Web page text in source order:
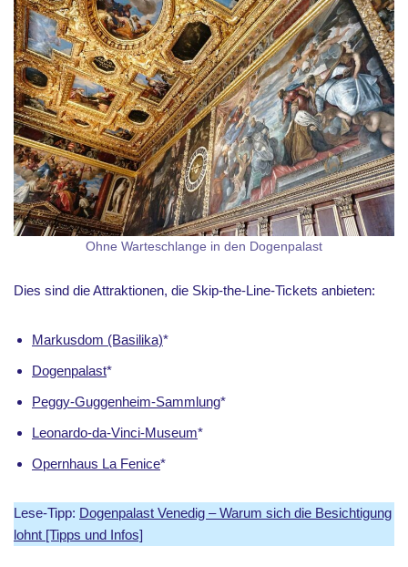
Ohne Warteschlange in den Dogenpalast
Dies sind die Attraktionen, die Skip-the-Line-Tickets anbieten:
Markusdom (Basilika)*
Dogenpalast*
Peggy-Guggenheim-Sammlung*
Leonardo-da-Vinci-Museum*
Opernhaus La Fenice*
Lese-Tipp: Dogenpalast Venedig – Warum sich die Besichtigung
lohnt [Tipps und Infos]